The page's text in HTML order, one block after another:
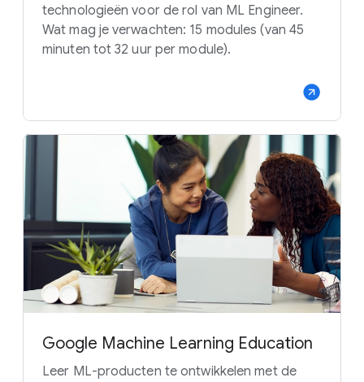
technologieën voor de rol van ML Engineer.
Wat mag je verwachten: 15 modules (van 45
minuten tot 32 uur per module).
Google Machine Learning Education
Leer ML-producten te ontwikkelen met de